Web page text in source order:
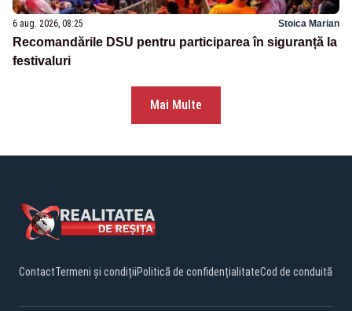
6 aug. 2026, 08:25 Stoica Marian
Recomandările DSU pentru participarea în siguranță la
festivaluri
Mai Multe
ContactTermeni și condițiiPolitică de confidențialitateCod de conduită